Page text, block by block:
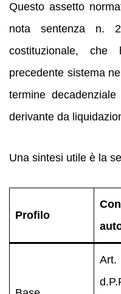
Questo assetto
nota sentenza n.
costituzionale, che
precedente sistema
termine
derivante da
Una sintesi utile è la
Profilo